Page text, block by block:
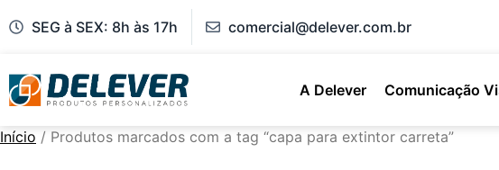
SEG à SEX: 8h às 17h comercial@delever.com.br
A Delever Comunicação
Início / Produtos marcados com a tag “capa para extintor carreta”